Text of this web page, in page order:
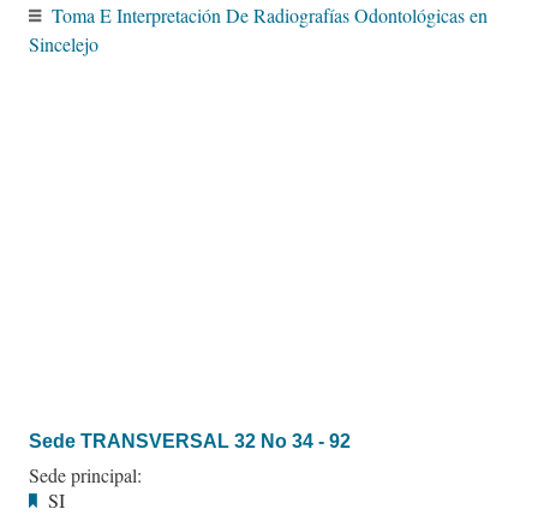
Toma E Interpretación De Radiografías Odontológicas en
Sincelejo
Sede TRANSVERSAL 32 No 34 - 92
Sede principal:
SI